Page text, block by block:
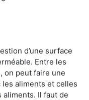
d’une surface
Entre les
on peut faire une
aliments et celles
Il faut de